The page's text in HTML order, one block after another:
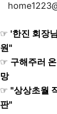
☞ '한진 회장
원"
☞ 구해주러
망
☞ "상상초월
판"